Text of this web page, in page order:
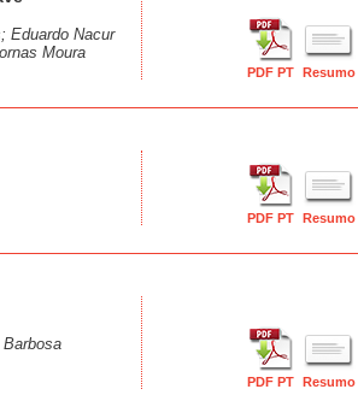
Eduardo Nacur
Moura
PDF PT Resumo
PDF PT Resumo
PDF PT Resumo